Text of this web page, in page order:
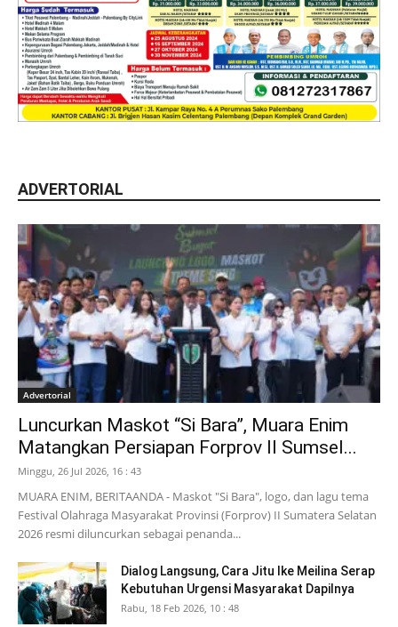
ADVERTORIAL
Advertorial
Luncurkan Maskot “Si Bara”, Muara Enim
Matangkan Persiapan Forprov II Sumsel...
Minggu, 26 Jul 2026, 16 : 43
MUARA ENIM, BERITAANDA - Maskot "Si Bara", logo, dan lagu tema
Festival Olahraga Masyarakat Provinsi (Forprov) II Sumatera Selatan
2026 resmi diluncurkan sebagai penanda...
Dialog Langsung, Cara Jitu Ike Meilina Serap
Kebutuhan Urgensi Masyarakat Dapilnya
Rabu, 18 Feb 2026, 10 : 48